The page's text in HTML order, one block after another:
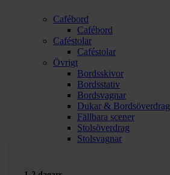
Cafébord
Cafébord
Caféstolar
Caféstolar
Övrigt
Bordsskivor
Bordsstativ
Bordsvagnar
Dukar & Bordsöverdrag
Fällbara scener
Stolsöverdrag
Stolsvagnar